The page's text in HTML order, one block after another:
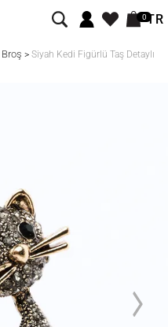
0TR
Broş > Siyah Kedi Figürlü Taş Detaylı